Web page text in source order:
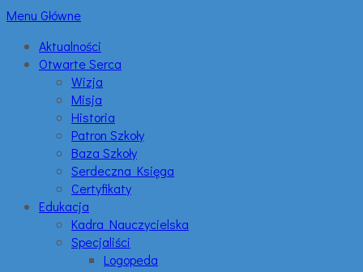
Menu Główne
Aktualności
Otwarte Serca
Wizja
Misja
Historia
Patron Szkoły
Baza Szkoły
Serdeczna Księga
Certyfikaty
Edukacja
Kadra Nauczycielska
Specjaliści
Logopeda